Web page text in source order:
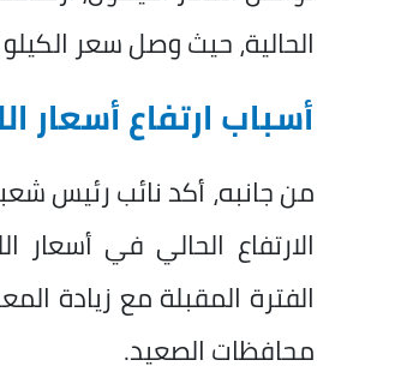
الحالية، حيث وصل سعر الكيلو
أسباب ارتفاع أسعار
من جانبه، أكد نائب رئيس
الارتفاع الحالي في أسعار
الفترة المقبلة مع زيادة
محافظات الصعيد.